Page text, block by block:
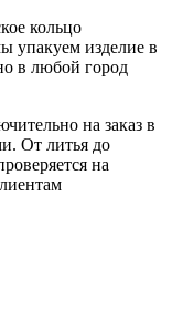
кольцо
упакуем изделие в
в любой город
на заказ в
От литья до
на